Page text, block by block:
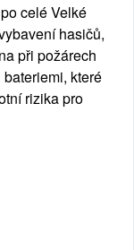
celé Velké
hasičů,
při požárech
které
rizika pro